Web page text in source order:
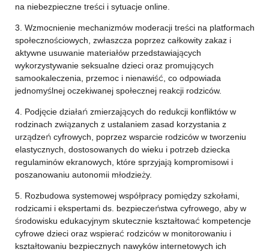
na niebezpieczne treści i sytuacje online.
3. Wzmocnienie mechanizmów moderacji treści na platformach
społecznościowych, zwłaszcza poprzez całkowity zakaz i
aktywne usuwanie materiałów przedstawiających
wykorzystywanie seksualne dzieci oraz promujących
samookaleczenia, przemoc i nienawiść, co odpowiada
jednomyślnej oczekiwanej społecznej reakcji rodziców.
4. Podjęcie działań zmierzających do redukcji konfliktów w
rodzinach związanych z ustalaniem zasad korzystania z
urządzeń cyfrowych, poprzez wsparcie rodziców w tworzeniu
elastycznych, dostosowanych do wieku i potrzeb dziecka
regulaminów ekranowych, które sprzyjają kompromisowi i
poszanowaniu autonomii młodzieży.
5. Rozbudowa systemowej współpracy pomiędzy szkołami,
rodzicami i ekspertami ds. bezpieczeństwa cyfrowego, aby w
środowisku edukacyjnym skutecznie kształtować kompetencje
cyfrowe dzieci oraz wspierać rodziców w monitorowaniu i
kształtowaniu bezpiecznych nawyków internetowych ich